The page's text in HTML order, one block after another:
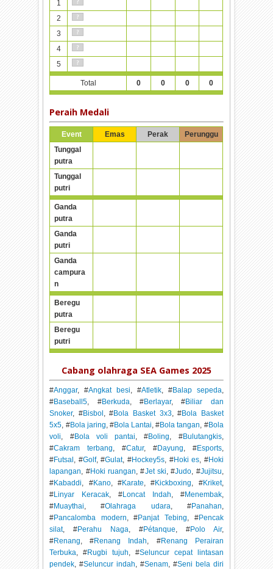
1
2
3
4
5
Total 0 0 0 0
Peraih Medali
Event Emas Perak
Perunggu
Tunggal
putra
Tunggal
putri
Ganda
putra
Ganda
putri
Ganda
campura
n
Beregu
putra
Beregu
putri
Cabang olahraga SEA Games 2025
#Anggar, #Angkat besi , #Atletik, #Balap sepeda
#Baseball5 , #Berkuda , #Berlayar, #Biliar dan
Snoker, #Bisbol , #Bola Basket 3x3, #Bola Basket
5x5 , #Bola jaring , #Bola Lantai , #Bola tangan , #Bola
voli , #Bola voli pantai , #Boling , #Bulutangkis,
#Cakram terbang , #Catur, #Dayung , #Esports,
#Futsal , #Golf, #Gulat, #Hockey5s , #Hoki es , #Hoki
lapangan , #Hoki ruangan , #Jet ski , #Judo , #Jujitsu
#Kabaddi , #Kano, #Karate , #Kickboxing , #Kriket,
#Linyar Keracak , #Loncat Indah , #Menembak,
#Muaythai , #Olahraga udara , #Panahan
#Pancalomba modern , #Panjat Tebing , #Pencak
silat, #Perahu Naga , #Pétanque , #Polo Air,
#Renang , #Renang Indah , #Renang Perairan
Terbuka , #Rugbi tujuh , #Seluncur cepat lintasan
pendek , #Seluncur indah , #Senam , #Seni bela diri